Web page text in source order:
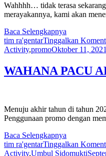
Wahhhh… tidak terasa
merayakannya, kami akan
Baca Selengkapnya
tim ra'gentarTinggalkan
Activity,promoOktober 11, 2021
WAHANA PACU
Menuju akhir tahun di tahun
Penggunaan promo dengan
Baca Selengkapnya
tim ra'gentarTinggalkan
Activity,Umbul Sidomukti